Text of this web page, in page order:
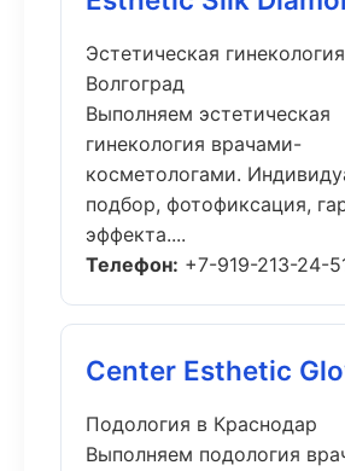
Эстетическая
Волгоград
Выполняем эстетическая
гинекология врачами-
косметологами.
подбор, фотофиксация,
эффекта....
Телефон: +7-919-213-24-
Center Esthetic
Подология в Краснодар
Выполняем подология